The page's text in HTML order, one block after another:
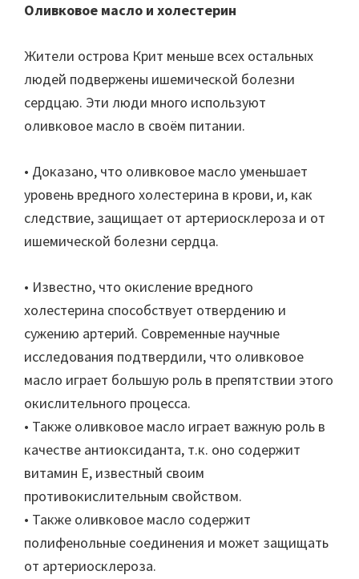
Оливковое масло и холестерин
Жители острова Крит меньше всех остальных
людей подвержены ишемической болезни
сердцаю. Эти люди много используют
оливковое масло в своём питании.
• Доказано, что оливковое масло уменьшает
уровень вредного холестерина в крови, и, как
следствие, защищает от артериосклероза и от
ишемической болезни сердца.
• Известно, что окисление вредного
холестерина способствует отвердению и
сужению артерий. Современные научные
исследования подтвердили, что оливковое
масло играет большую роль в препятствии этого
окислительного процесса.
• Также оливковое масло играет важную роль в
качестве антиоксиданта, т.к. оно содержит
витамин Е, известный своим
противокислительным свойством.
• Также оливковое масло содержит
полифенольные соединения и может защищать
от артериосклероза.